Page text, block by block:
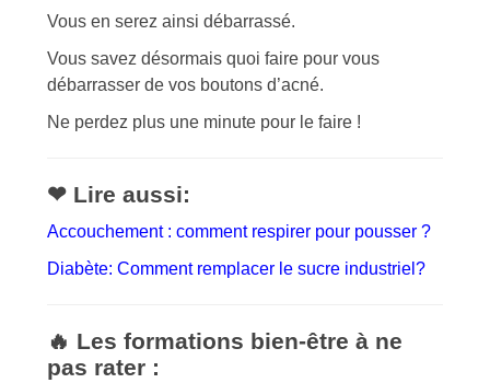
Vous en serez ainsi débarrassé.
Vous savez désormais quoi faire pour vous
débarrasser de vos boutons d’acné.
Ne perdez plus une minute pour le faire !
❤ Lire aussi:
Accouchement : comment respirer pour pousser ?
Diabète: Comment remplacer le sucre industriel?
🔥 Les formations bien-être à ne
pas rater :